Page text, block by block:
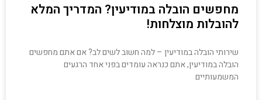
מחפשים הובלה במודיעין? המדריך המלא
להובלות מוצלחות!
שירותי הובלה במודיעין – למה חשוב לשים לב? אם אתם מחפשים
הובלה במודיעין, אתם כנראה עומדים בפני אחד הרגעים
המשמעותיים